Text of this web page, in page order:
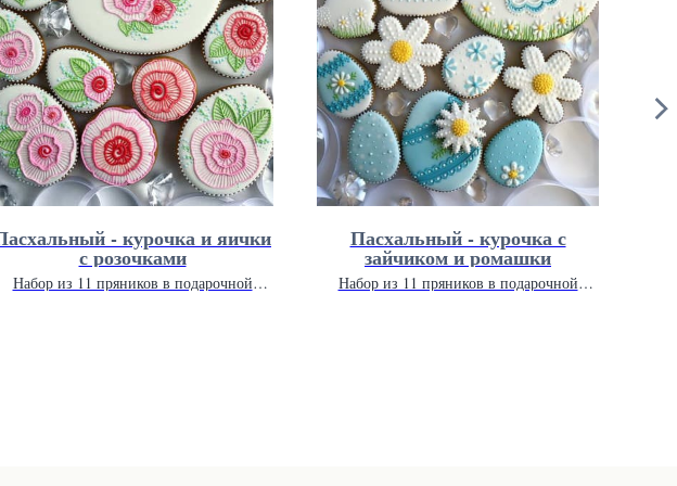
- курочка и яички
с розочками
Набор из 11 пряников в подарочной
упаковке 26 х 26 см.
Пасхальный - курочка с
зайчиком и ромашки
Набор из 11 пряников в подарочной
упаковке 26 х 26 см.